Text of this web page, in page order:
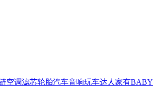
空调滤芯轮胎汽车音响玩车达人 家有BABY